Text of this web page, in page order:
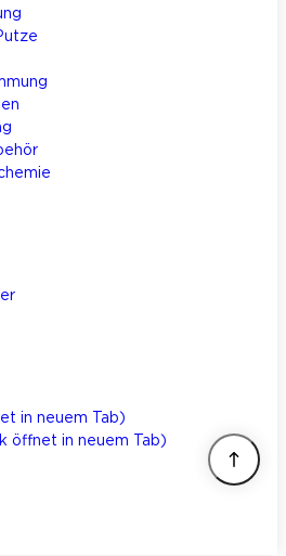
in neuem Tab)
öffnet in neuem Tab)